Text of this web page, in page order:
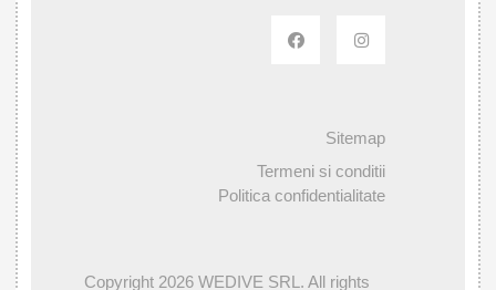
Sitemap
Termeni si conditii
Politica confidentialitate
Copyright 2026 WEDIVE SRL. All rights